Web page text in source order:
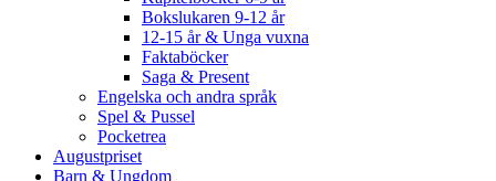
Bokslukaren 9-12 år
12-15 år & Unga vuxna
Faktaböcker
Saga & Present
Engelska och andra språk
Spel & Pussel
Pocketrea
Augustpriset
Barn & Ungdom